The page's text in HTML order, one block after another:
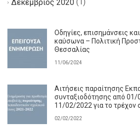
Δεκέμβριος 2020
Οδηγίες, επισημάνσεις
καύσωνα – Πολιτική
Θεσσαλίας
11/06/2024
Αιτήσεις παραίτησης
συνταξιοδότησης από
11/02/2022 για το τρέχον
02/02/2022